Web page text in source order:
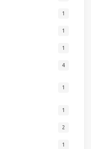
1
1
1
4
1
1
2
1